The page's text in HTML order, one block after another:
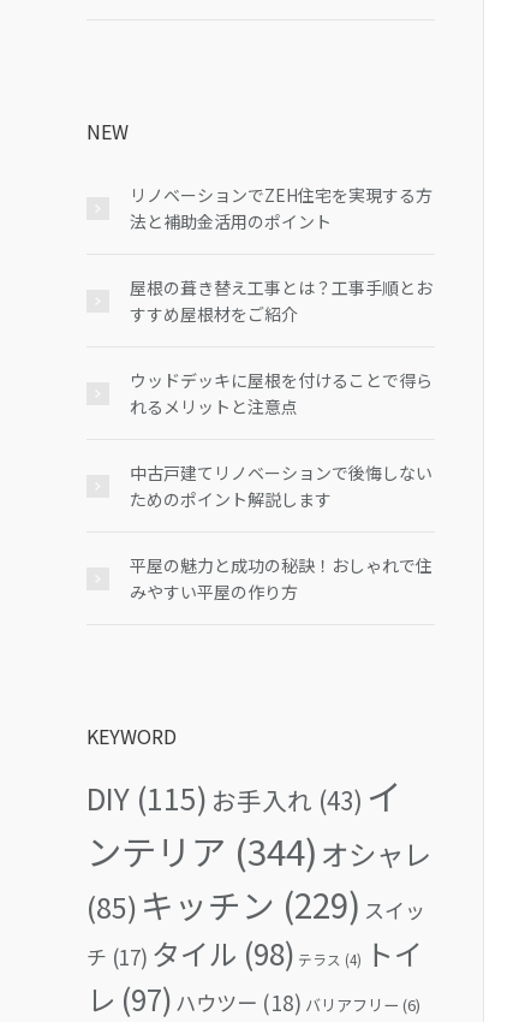
NEW
リノベーションでZEH住宅を実現する方
法と補助金活用のポイント
屋根の葺き替え工事とは？工事手順とお
すすめ屋根材をご紹介
ウッドデッキに屋根を付けることで得ら
れるメリットと注意点
中古戸建てリノベーションで後悔しない
ためのポイント解説します
平屋の魅力と成功の秘訣！おしゃれで住
みやすい平屋の作り方
KEYWORD
DIY (115) お手入れ (43) イ
ンテリア (344) オシャレ
(85) キッチン (229) スイッ
チ (17) タイル (98) テラス (4)
トイ
レ (97) ハウツー (18) バリアフリー (6)